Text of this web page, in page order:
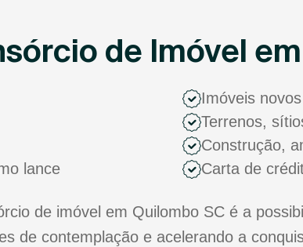
de Imóvel
lance
Imóveis
Terrenos,
Construção,
Carta de
de imóvel em Quilombo SC é a
de contemplação e acelerando a